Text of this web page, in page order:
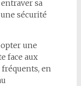
sa
sécurité
une
face aux
en